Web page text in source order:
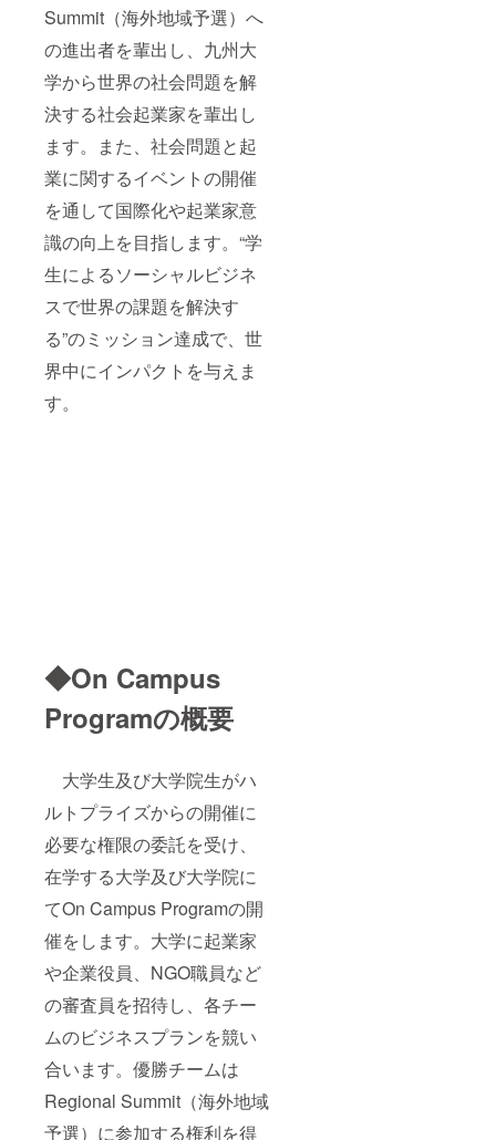
Summit（海外地域予選）へ
の進出者を輩出し、九州大
学から世界の社会問題を解
決する社会起業家を輩出し
ます。また、社会問題と起
業に関するイベントの開催
を通して国際化や起業家意
識の向上を目指します。“学
生によるソーシャルビジネ
スで世界の課題を解決す
る”のミッション達成で、世
界中にインパクトを与えま
す。
◆On Campus
Programの概要
大学生及び大学院生がハ
ルトプライズからの開催に
必要な権限の委託を受け、
在学する大学及び大学院に
てOn Campus Programの開
催をします。大学に起業家
や企業役員、NGO職員など
の審査員を招待し、各チー
ムのビジネスプランを競い
合います。優勝チームは
Regional Summit（海外地域
予選）に参加する権利を得